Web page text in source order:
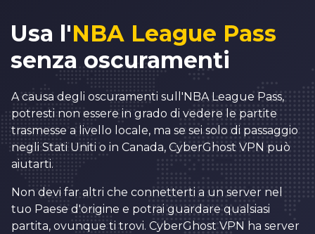
Usa l'NBA League Pass
senza oscuramenti
A causa degli oscuramenti sull'NBA League Pass,
potresti non essere in grado di vedere le partite
trasmesse a livello locale, ma se sei solo di passaggio
negli Stati Uniti o in Canada, CyberGhost VPN può
aiutarti.
Non devi far altri che connetterti a un server nel
tuo Paese d'origine e potrai guardare qualsiasi
partita, ovunque ti trovi. CyberGhost VPN ha server